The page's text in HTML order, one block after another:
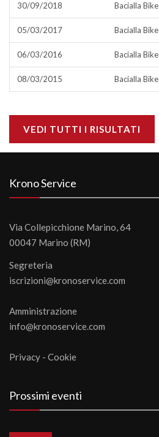
30/09/2018 Bacialla Bike
05/03/2017 Bacialla Bike
06/03/2016 Bacialla Bike
08/03/2015 Bacialla Bike
VEDI TUTTI I RISULTATI
Krono Service
Via Collepicchione Marino, 64
00047 Marino (RM)
Segreteria
iscrizioni@kronoservice.com
Amministrazione
info@kronoservice.com
Privacy - Cookie
Prossimi eventi